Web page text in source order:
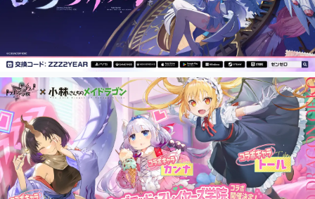
ピックアップ
電ファミのいま読まれている記事ランキング
アプリセール情報
インタビュー